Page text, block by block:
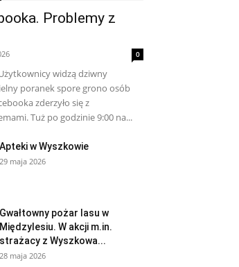
Problemy z
0
widzą dziwny
poranek spore grono osób
zderzyło się z
Tuż po godzinie 9:00 na...
Apteki w Wyszkowie
29 maja 2026
Gwałtowny pożar lasu w
Międzylesiu. W akcji m.in.
strażacy z Wyszkowa...
28 maja 2026